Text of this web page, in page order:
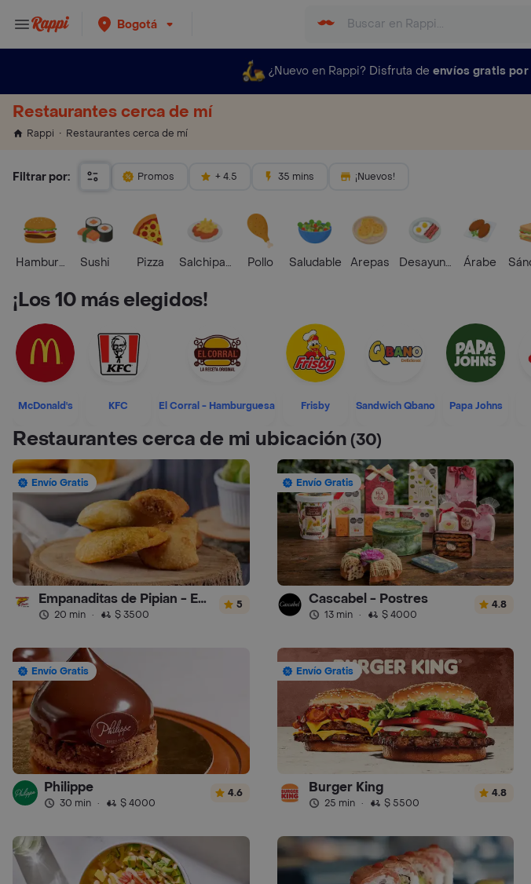
Bogotá
¿Nuevo en Rappi? Disfruta de envíos gratis por
Restaurantes cerca de mí
Rappi Restaurantes cerca de mí
Filtrar por: Promos + 4.5 35 mins ¡Nuevos!
HamburguesaSushi Pizza Salchipapas Pollo Saludable Arepas Desayunos Árabe
¡Los 10 más elegidos!
McDonald's KFC El Corral - Hamburguesa Frisby Sandwich Qbano Papa Johns
Restaurantes cerca de mi ubicación(30)
Envío Gratis
Empanaditas de Pipian - Empanadas
20 min · $ 3500
5
Envío Gratis
Cascabel - Postres
13 min · $ 4000
4.8
Envío Gratis
Philippe
30 min · $ 4000
4.6
Envío Gratis
Burger King
25 min · $ 5500
4.8